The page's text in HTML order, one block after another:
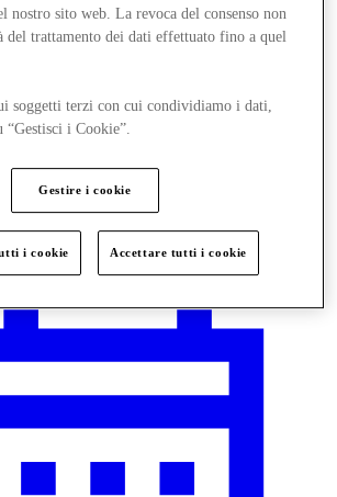
nostro sito web. La revoca del consenso non
del trattamento dei dati effettuato fino a quel
soggetti terzi con cui condividiamo i dati,
i Cookie”.
Gestire i cookie
i cookie Accettare tutti i cookie